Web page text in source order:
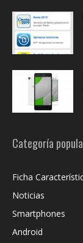
Categoría
Ficha
Noticias
Smartphones
Android